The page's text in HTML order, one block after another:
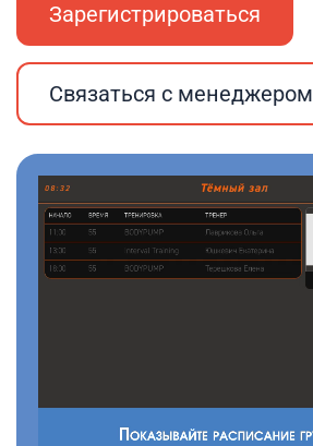
Зарегистрироваться
Связаться с менеджером